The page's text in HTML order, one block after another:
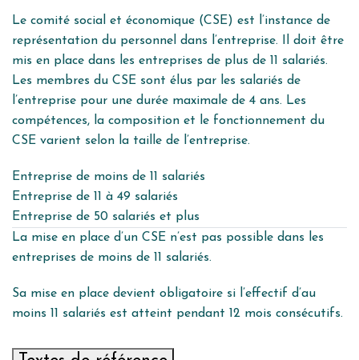
Le comité social et économique (CSE) est l’instance de
représentation du personnel dans l’entreprise. Il doit être
mis en place dans les entreprises de plus de 11 salariés.
Les membres du CSE sont élus par les salariés de
l’entreprise pour une durée maximale de 4 ans. Les
compétences, la composition et le fonctionnement du
CSE varient selon la taille de l’entreprise.
Entreprise de moins de 11 salariés
Entreprise de 11 à 49 salariés
Entreprise de 50 salariés et plus
La mise en place d’un CSE n’est pas possible dans les
entreprises de moins de 11 salariés.
Sa mise en place devient obligatoire si l’effectif d’au
moins 11 salariés est atteint pendant 12 mois consécutifs.